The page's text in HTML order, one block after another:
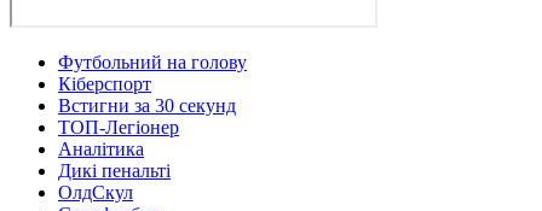
Футбольний на голову
Кіберспорт
Встигни за 30 секунд
ТОП-Легіонер
Аналітика
Дикі пенальті
ОлдСкул